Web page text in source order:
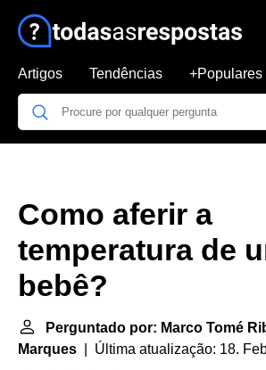
Artigos Tendências +Populares
Como aferir a
temperatura de
bebê?
Perguntado por: Marco Tomé
Marques | Última atualização: 18.